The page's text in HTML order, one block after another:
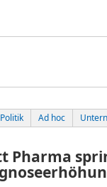
Politik Ad hoc
Pharma